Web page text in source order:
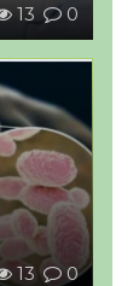
13 0
13 0